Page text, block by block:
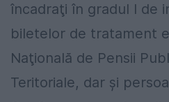
încadraţi în gradul I de
biletelor de tratament
Naţională de Pensii
Teritoriale, dar şi